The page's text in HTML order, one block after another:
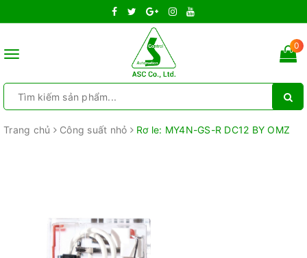
Toggle
0
Trang chủ Công suất nhỏ Rơ le: MY4N-GS-R DC12 BY OMZ